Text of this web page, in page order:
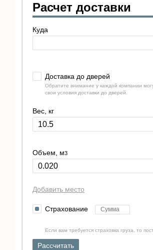
Расчет доставки
Куда
Доставка до дверей
Обратите внимание у каждой компании
свои условия доставки до дверей.
Вес, кг
Объем, м3
Добавить место
Страхование
Если вам требуется страховка груза, то
Рассчитать